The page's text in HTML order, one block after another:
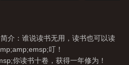
玄幻藏书阁签到十万年 我成仙帝了阅
帝了txt 主角是藏书阁的
介：谁说读书无用，读书也可以读
叮！
你读书十卷，获得一年修为！